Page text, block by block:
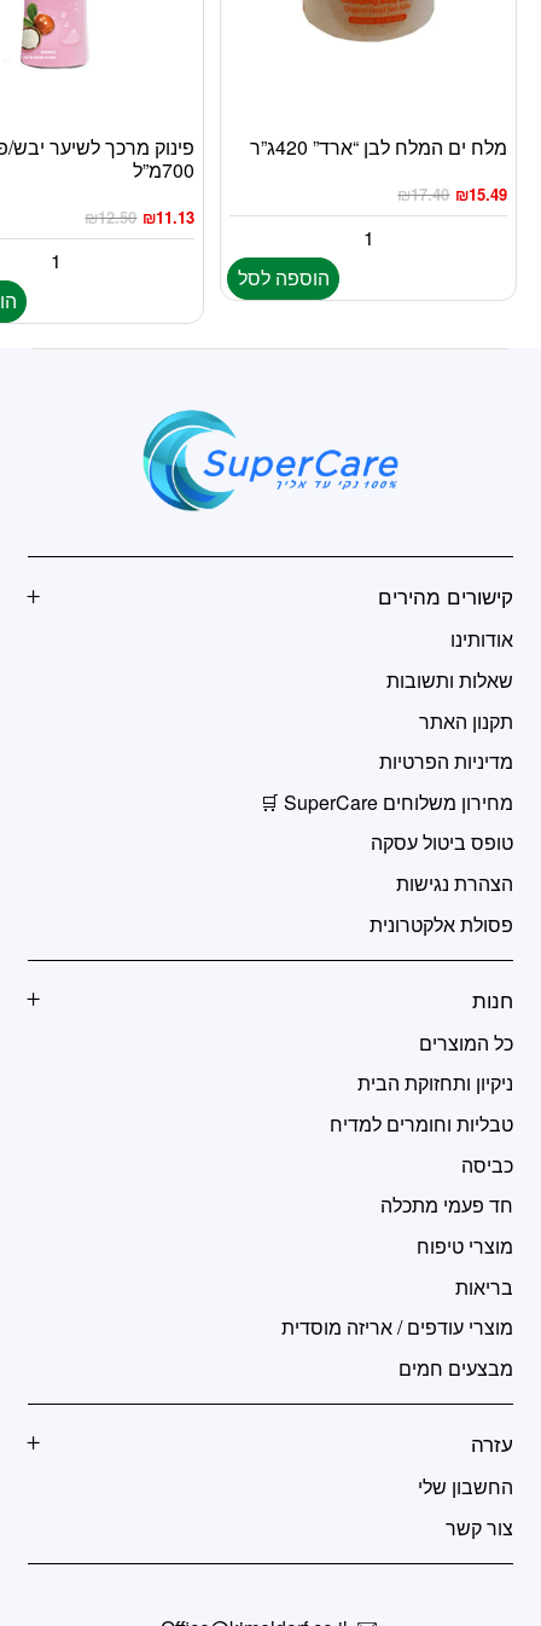
מלח ים המלח לבן “ארד” 420ג”ר
₪17.40 ₪15.49
הוספה לסל
פינוק מרכך לשיער יבש/
700מ”ל
₪12.50 ₪11.13
קישורים מהירים
אודותינו
שאלות ותשובות
תקנון האתר
מדיניות הפרטיות
מחירון משלוחים SuperCare 🛒
טופס ביטול עסקה
הצהרת נגישות
פסולת אלקטרונית
חנות
כל המוצרים
ניקיון ותחזוקת הבית
טבליות וחומרים למדיח
כביסה
חד פעמי מתכלה
מוצרי טיפוח
בריאות
מוצרי עודפים / אריזה מוסדית
מבצעים חמים
עזרה
החשבון שלי
צור קשר